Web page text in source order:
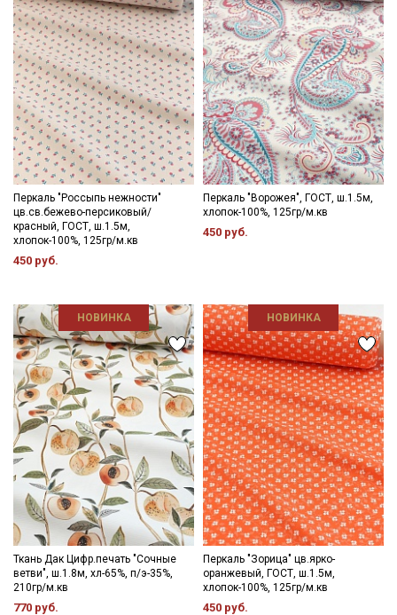
Перкаль "Россыпь нежности"
цв.св.бежево-персиковый/
красный, ГОСТ, ш.1.5м,
хлопок-100%, 125гр/м.кв
450 руб.
Перкаль "Ворожея", ГОСТ, ш.1.5м,
хлопок-100%, 125гр/м.кв
450 руб.
НОВИНКА
Ткань Дак Цифр.печать "Сочные
ветви", ш.1.8м, хл-65%, п/э-35%,
210гр/м.кв
770 руб.
НОВИНКА
Перкаль "Зорица" цв.ярко-
оранжевый, ГОСТ, ш.1.5м,
хлопок-100%, 125гр/м.кв
450 руб.